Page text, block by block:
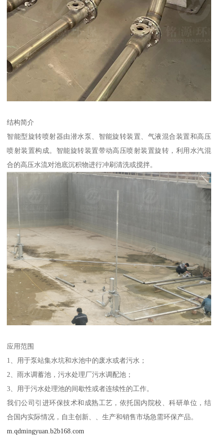
结构简介
智能型旋转喷射器由潜水泵、智能旋转装置、气液混合装置和高压
喷射装置构成。智能旋转装置带动高压喷射装置旋转，利用水汽混
合的高压水流对池底沉积物进行冲刷清洗或搅拌。
应用范围
1、用于泵站集水坑和水池中的废水或者污水；
2、雨水调蓄池，污水处理厂污水调配池；
3、用于污水处理池的间歇性或者连续性的工作。
我们公司引进环保技术和成熟工艺，依托国内院校、科研单位，结
合国内实际情况，自主创新、、生产和销售市场急需环保产品。
m.qdmingyuan.b2b168.com